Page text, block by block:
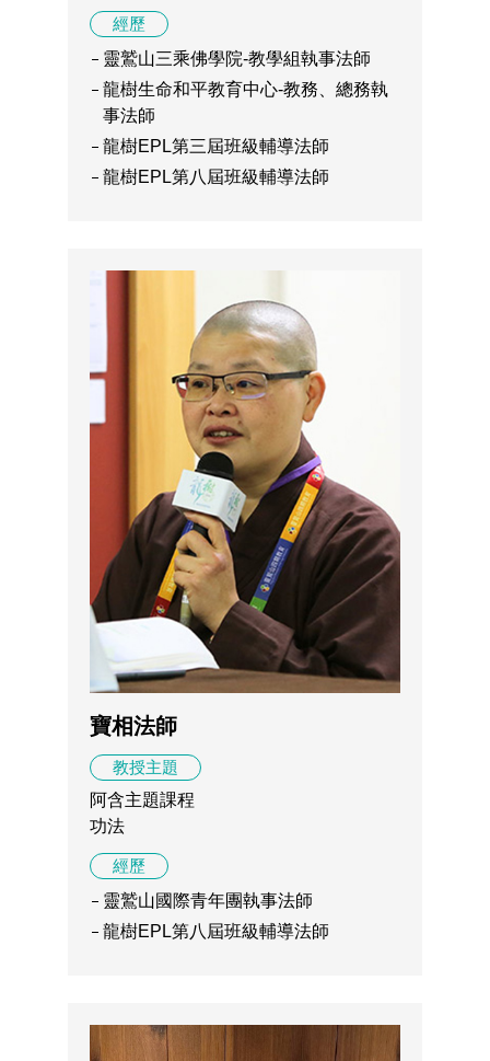
經歷
靈鷲山三乘佛學院-教學組執事法師
龍樹生命和平教育中心-教務、總務執
事法師
龍樹EPL第三屆班級輔導法師
龍樹EPL第八屆班級輔導法師
寶相法師
教授主題
阿含主題課程
功法
經歷
靈鷲山國際青年團執事法師
龍樹EPL第八屆班級輔導法師